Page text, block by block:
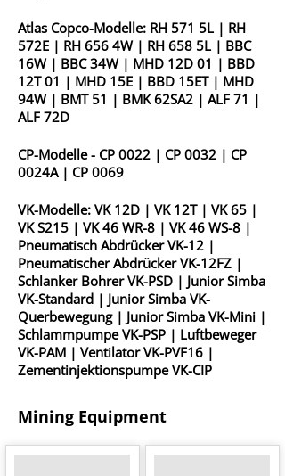
Atlas Copco-Modelle: RH 571 5L | RH
572E | RH 656 4W | RH 658 5L | BBC
16W| BBC 34W| MHD 12D 01 | BBD
12T 01 | MHD 15E | BBD 15ET| MHD
94W| BMT 51 | BMK 62SA2 | ALF 71 |
ALF 72D
CP-Modelle - CP 0022 | CP 0032 | CP
0024A| CP 0069
VK-Modelle: VK 12D | VK 12T | VK 65 |
VK S215 | VK 46 WR-8 | VK 46 WS-8 |
Pneumatisch Abdrücker VK-12 |
PneumatischerAbdrücker VK-12FZ |
Schlanker Bohrer VK-PSD | Junior Simba
VK-Standard | Junior Simba VK-
Querbewegung | Junior Simba VK-Mini |
Schlammpumpe VK-PSP | Luftbeweger
VK-PAM | Ventilator VK-PVF16 |
Zementinjektionspumpe VK-CIP
Mining Equipment